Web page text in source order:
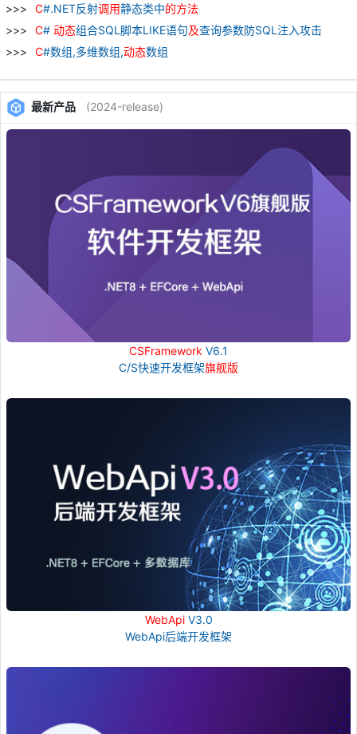
C#.NET反射调用静态类中的方法
C# 动态组合SQL脚本LIKE语句及查询参数防SQL注入攻击
C#数组,多维数组,动态数组
最新产品 (2024-release)
CSFramework V6.1
C/S快速开发框架旗舰版
WebApiV3.0
WebApi后端开发框架